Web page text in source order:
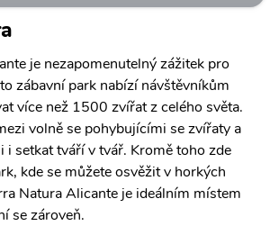
je nezapomenutelný zážitek pro
zábavní park nabízí návštěvníkům
více než 1500 zvířat z celého světa.
volně se pohybujícími se zvířaty a
i setkat tváří v tvář. Kromě toho zde
kde se můžete osvěžit v horkých
Natura Alicante je ideálním místem
se zároveň.